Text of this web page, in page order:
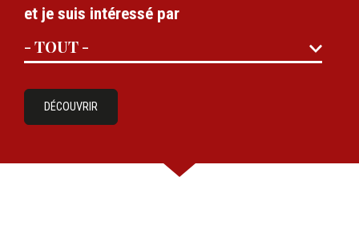
et je suis intéressé par
DÉCOUVRIR